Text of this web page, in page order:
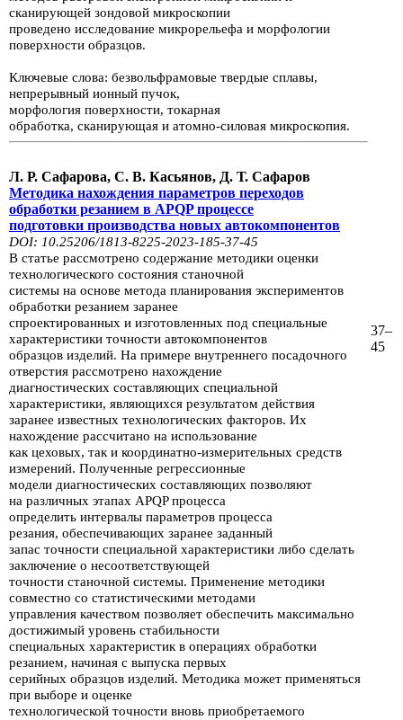
сканирующей зондовой микро­скопии
проведено исследование микрорельефа и морфологии
поверхности образцов.
Ключевые слова: безвольфрамовые твердые сплавы,
непрерывный ионный пучок,
морфология поверхности, токарная
обработка, сканирующая и атом­но-силовая микроскопия.
Л. Р. Сафарова, С. В. Касьянов, Д. Т. Сафаров
Методика нахождения параметров переходов
обработки резанием в APQP процессе
подготовки производства новых автокомпонентов
DOI: 10.25206/1813-8225-2023-185-37-45
В статье рассмотрено содержание методики оценки
технологического состо­яния станочной
системы на основе метода планирования экспериментов
обра­ботки резанием заранее
спроектированных и изготовленных под специальные
характеристики точности автокомпонентов
образцов изделий. На примере внутреннего посадочного
отверстия рассмотрено нахождение
диагностиче­ских составляющих специальной
характеристики, являющихся результатом действия
заранее известных технологических факторов. Их
нахождение рас­считано на использование
как цеховых, так и координатно-измерительных средств
измерений. Полученные регрессионные
модели диагностических со­ставляющих позволяют
на различных этапах APQP процесса
определить ин­тервалы параметров процесса
резания, обеспечивающих заранее заданный
запас точности специальной характеристики либо сделать
заключение о несо­ответствующей
точности станочной системы. Применение методики
совмест­но со статистическими методами
управления качеством позволяет обеспечить максимально
достижимый уровень стабильности
специальных характеристикв операциях обработки
резанием, начиная с выпуска первых
серийных об­разцов изделий. Методика может применяться
при выборе и оценке
техно­логической точности вновь приобретаемого
37–
45